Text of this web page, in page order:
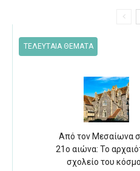
ΤΕΛΕΥΤΑΙΑ ΘΕΜΑΤΑ
Από τον Μεσαίωνα
21ο αιώνα: Το
σχολείο του